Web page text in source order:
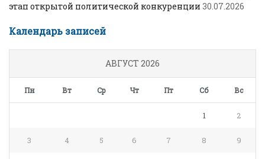
этап открытой политической конкуренции 30.07.2026
Календарь записей
АВГУСТ 2026
Пн Вт Ср Чт Пт Сб Вс
1 2
3 4 5 6 7 8 9